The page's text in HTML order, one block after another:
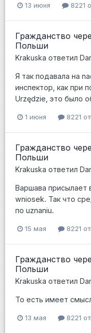
13 июня 8221
Гражданство
Польши
Krakuska ответил
Я так подавала на
инспектор, как при
Urzędzie, это было
1 июня 8221
Гражданство
Польши
Krakuska ответил
Варшава присылает
wniosek. Так что
по uznaniu.
15 мая 8221
Гражданство
Польши
Krakuska ответил
То есть имеет
13 мая 8221